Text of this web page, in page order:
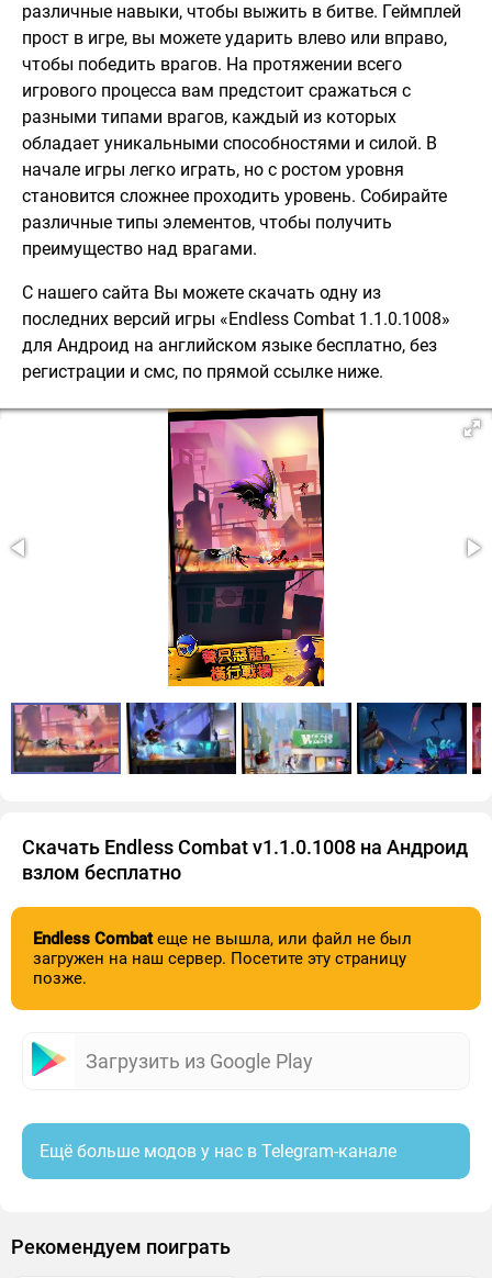
различные навыки, чтобы выжить в битве. Геймплей
прост в игре, вы можете ударить влево или вправо,
чтобы победить врагов. На протяжении всего
игрового процесса вам предстоит сражаться с
разными типами врагов, каждый из которых
обладает уникальными способностями и силой. В
начале игры легко играть, но с ростом уровня
становится сложнее проходить уровень. Собирайте
различные типы элементов, чтобы получить
преимущество над врагами.
С нашего сайта Вы можете скачать одну из
последних версий игры «Endless Combat 1.1.0.1008»
для Андроид на английском языке бесплатно, без
регистрации и смс, по прямой ссылке ниже.
Скачать Endless Combat v1.1.0.1008 на Андроид
взлом бесплатно
Endless Combatеще не вышла, или файл не был
загружен на наш сервер. Посетите эту страницу
позже.
Загрузить из Google Play
Ещё больше модов у нас в Telegram-канале
Рекомендуем поиграть